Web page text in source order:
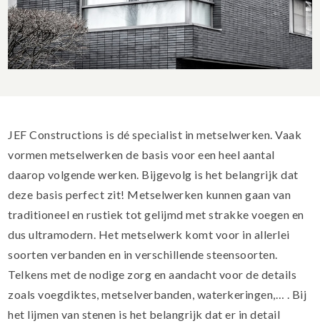
JEF Constructions is dé specialist in metselwerken. Vaak
vormen metselwerken de basis voor een heel aantal
daarop volgende werken. Bijgevolg is het belangrijk dat
deze basis perfect zit! Metselwerken kunnen gaan van
traditioneel en rustiek tot gelijmd met strakke voegen en
dus ultramodern. Het metselwerk komt voor in allerlei
soorten verbanden en in verschillende steensoorten.
Telkens met de nodige zorg en aandacht voor de details
zoals voegdiktes, metselverbanden, waterkeringen,… . Bij
het lijmen van stenen is het belangrijk dat er in detail